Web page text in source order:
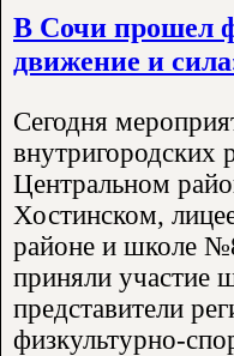
В Сочи прошел
движение и
Сегодня
Центральном
Хостинском,
районе и школе
приняли участие
представители
физкультурно-